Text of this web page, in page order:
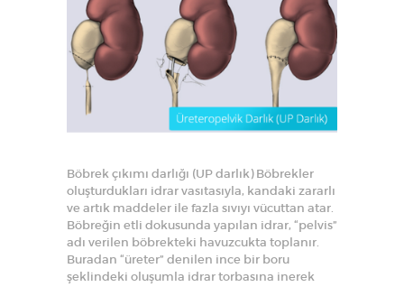
Böbrek çıkımı darlığı (UP darlık) Böbrekler
oluşturdukları idrar vasıtasıyla, kandaki zararlı
ve artık maddeler ile fazla sıvıyı vücuttan atar.
Böbreğin etli dokusunda yapılan idrar, “pelvis”
adı verilen böbrekteki havuzcukta toplanır.
Buradan “üreter” denilen ince bir boru
şeklindeki oluşumla idrar torbasına inerek